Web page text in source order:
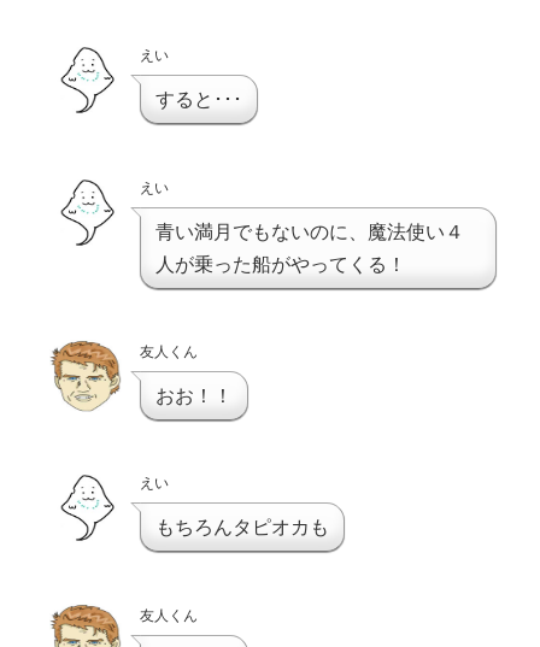
えい
すると･･･
えい
青い満月でもないのに、魔法使い４
人が乗った船がやってくる！
友人くん
おお！！
えい
もちろんタピオカも
友人くん